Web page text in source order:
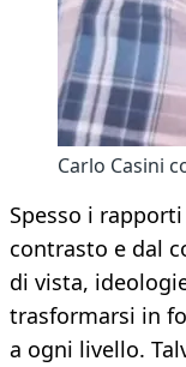
Carlo Casini
Spesso i
contrasto e dal
di vista,
trasformarsi in
a ogni livello.